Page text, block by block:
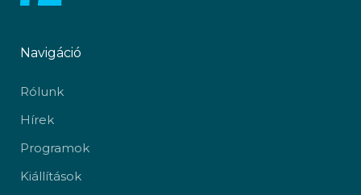
Navigáció
Rólunk
Hírek
Programok
Kiállítások